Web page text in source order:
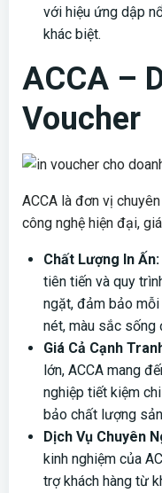
với hiệu ứng dập
khác biệt.
ACCA –
Voucher
ACCA là đơn vị
công nghệ hiện đại,
Chất Lượng In Ấn:
tiên tiến và quy
ngặt, đảm bảo
nét, màu sắc sống
Giá Cả Cạnh
lớn, ACCA mang
nghiệp tiết kiệm
bảo chất lượng
Dịch Vụ Chuyên
kinh nghiệm của
trợ khách hàng từ